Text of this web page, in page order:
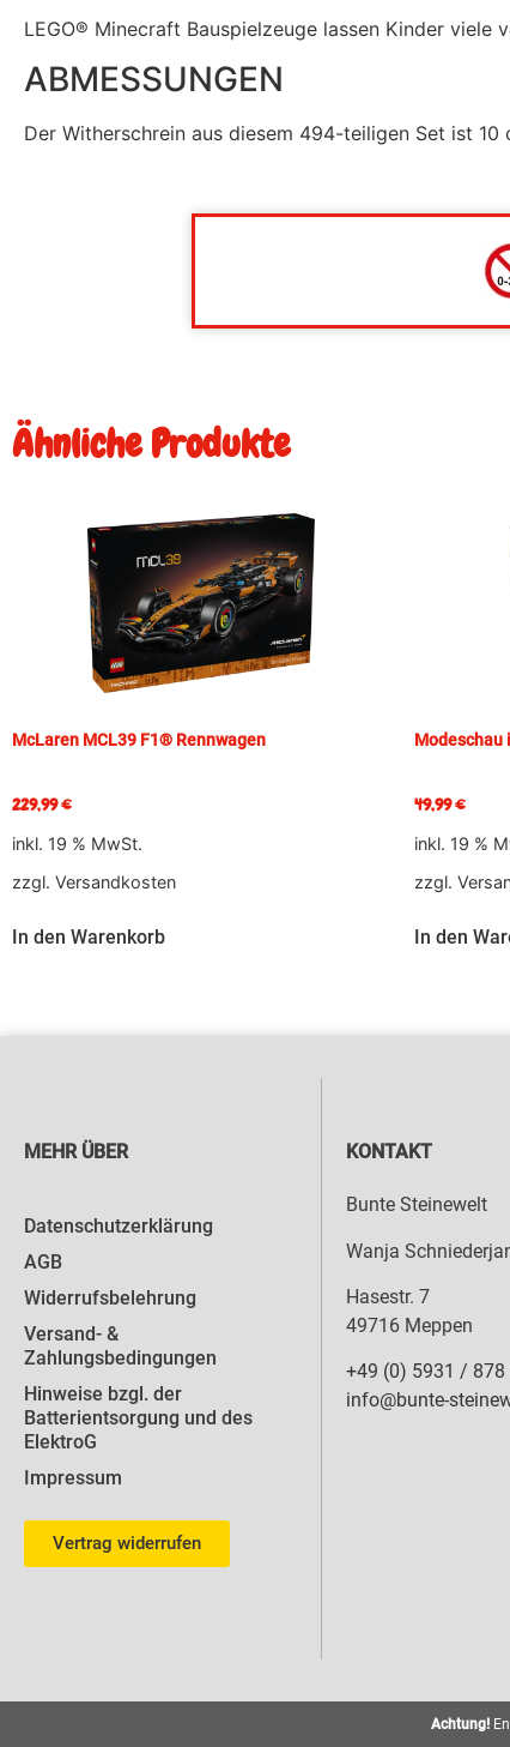
LEGO® Minecraft Bauspielzeuge lassen Kinder viele
ABMESSUNGEN
Der Witherschrein aus diesem 494-teiligen Set ist
Ähnliche Produkte
McLaren MCL39 F1® Rennwagen
229,99€
inkl. 19 % MwSt.
zzgl. Versandkosten
In den Warenkorb
Modeschau
49,99€
inkl. 19 %
zzgl.
In den
MEHR ÜBER
Datenschutzerklärung
AGB
Widerrufsbelehrung
Versand- &
Zahlungsbedingungen
Hinweise bzgl. der
Batterientsorgung und des
ElektroG
Impressum
Vertrag widerrufen
KONTAKT
Bunte Steinewelt
Wanja
Hasestr. 7
49716 Meppen
+49 (0) 5931 / 878
info@bunte-
Achtung!